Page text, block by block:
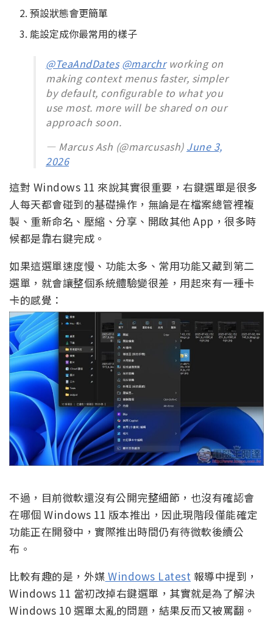
預設狀態會更簡單
能設定成你最常用的樣子
@TeaAndDates @marchrworking on
making context menus faster, simpler
by default, configurable to what you
use most. more will be shared on our
approach soon.
— Marcus Ash (@marcusash) June 3,
2026
這對 Windows 11 來說其實很重要，右鍵選單是很多
人每天都會碰到的基礎操作，無論是在檔案總管裡複
製、重新命名、壓縮、分享、開啟其他 App，很多時
候都是靠右鍵完成。
如果這選單速度慢、功能太多、常用功能又藏到第二
選單，就會讓整個系統體驗變很差，用起來有一種卡
卡的感覺：
不過，目前微軟還沒有公開完整細節，也沒有確認會
在哪個 Windows 11 版本推出，因此現階段僅能確定
功能正在開發中，實際推出時間仍有待微軟後續公
布。
比較有趣的是，外媒 Windows Latest 報導中提到，
Windows 11 當初改掉右鍵選單，其實就是為了解決
Windows 10 選單太亂的問題，結果反而又被罵翻。